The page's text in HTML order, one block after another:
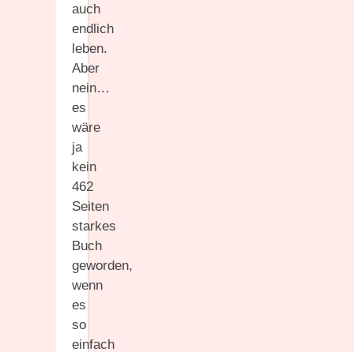
auch
endlich
leben.
Aber
nein…
es
wäre
ja
kein
462
Seiten
starkes
Buch
geworden,
wenn
es
so
einfach